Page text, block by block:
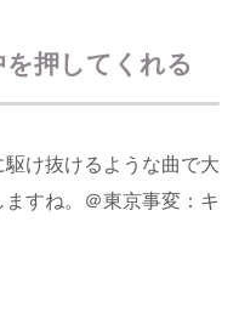
押してくれる
け抜けるような曲で大
すね。＠東京事変：キ